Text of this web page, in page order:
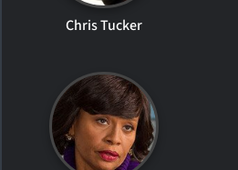
Chris Tucker